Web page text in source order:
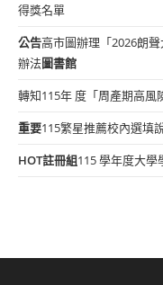
得獎名單
公告高市圖辦理「2026朗
辦法圖書館
轉知115年 度「周產期高風
重要115繁星推薦校內選填
HOT註冊組115 學年度大